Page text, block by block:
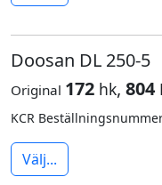
Doosan DL 250-5
Original 172 hk, 804
KCR
Välj...